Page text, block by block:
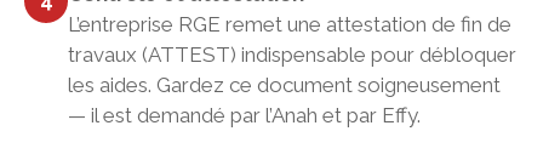
L’entreprise RGE remet une attestation de fin de
travaux (ATTEST) indispensable pour débloquer
les aides. Gardez ce document soigneusement
— il est demandé par l’Anah et par Effy.